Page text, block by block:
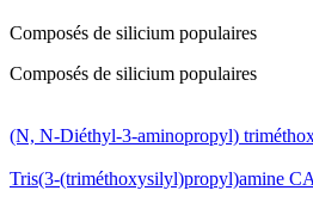
Composés de silicium populaires
Composés de silicium populaires
(N, N-Diéthyl-3-aminopropyl)
Tris(3-(triméthoxysilyl)propyl)amine